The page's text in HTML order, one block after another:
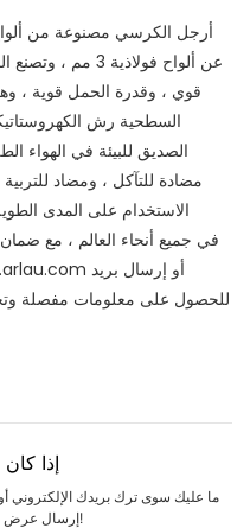
قوي ، وقدرة الحمل قوية ،
السطحية رش
الصديق للبيئة في الهواء
مضادة للتآكل ، ومضاد
الاستخدام على المدى
أو إرسال بريد
إذا
ما عليك سوى ترك بريدك الإلكتروني
إرسال عرض أسعار مجاني لمجموعتنا الواسعة من التصاميم!